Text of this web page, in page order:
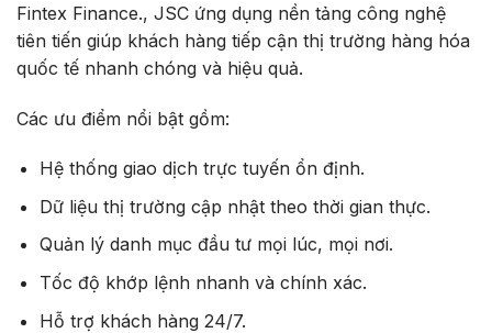
Fintex Finance., JSC ứng dụng nền tảng công nghệ
tiên tiến giúp khách hàng tiếp cận thị trường hàng hóa
quốc tế nhanh chóng và hiệu quả.
Các ưu điểm nổi bật gồm:
Hệ thống giao dịch trực tuyến ổn định.
Dữ liệu thị trường cập nhật theo thời gian thực.
Quản lý danh mục đầu tư mọi lúc, mọi nơi.
Tốc độ khớp lệnh nhanh và chính xác.
Hỗ trợ khách hàng 24/7.